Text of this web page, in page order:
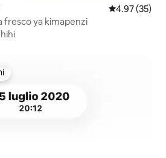
Ukadiriaji wa
4.97 (35)
fresco ya kimapenzi